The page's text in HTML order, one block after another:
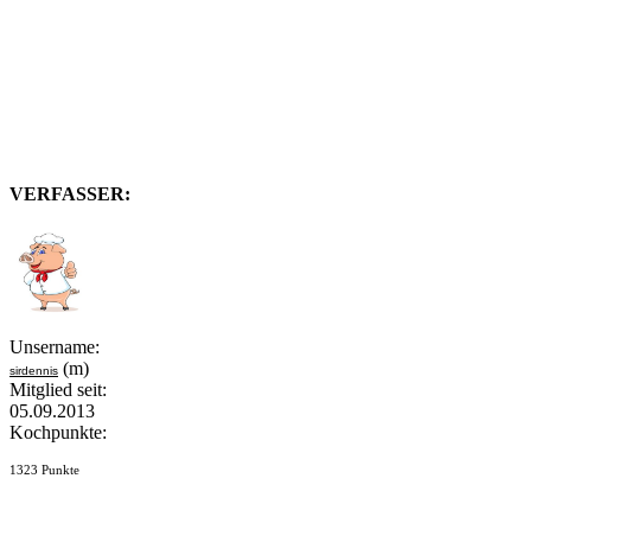
VERFASSER:
Unsername:
sirdennis (m)
Mitglied seit:
05.09.2013
Kochpunkte:
1323 Punkte